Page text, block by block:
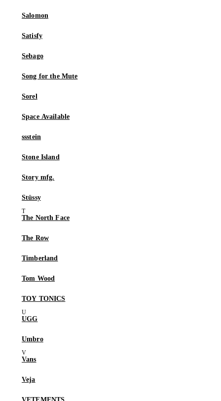
Salomon
Satisfy
Sebago
Song for the Mute
Sorel
Space Available
ssstein
Stone Island
Story mfg.
Stüssy
The North Face
The Row
Timberland
Tom Wood
TOY TONICS
UGG
Umbro
Vans
Veja